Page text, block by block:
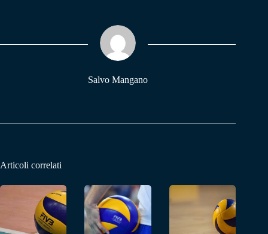
pp m
Salvo Mangano
Articoli correlati